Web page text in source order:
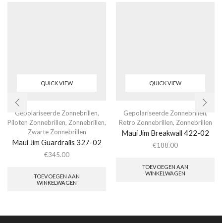
QUICK VIEW
Gepolariseerde Zonnebrillen,
Piloten Zonnebrillen, Zonnebrillen,
Zwarte Zonnebrillen
Maui Jim Guardrails 327-02
€345.00
TOEVOEGEN AAN
WINKELWAGEN
QUICK VIEW
Gepolariseerde Zonnebrillen,
Retro Zonnebrillen, Zonnebrillen
Maui Jim Breakwall 422-02
€188.00
TOEVOEGEN AAN
WINKELWAGEN